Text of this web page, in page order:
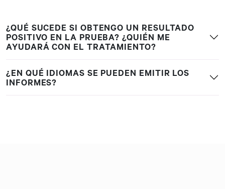
¿QUÉ SUCEDE SI OBTENGO UN RESULTADO
POSITIVO EN LA PRUEBA? ¿QUIÉN ME
AYUDARÁ CON EL TRATAMIENTO?
¿EN QUÉ IDIOMAS SE PUEDEN EMITIR LOS
INFORMES?